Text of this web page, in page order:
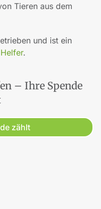
Tieren aus dem
und ist ein
.
– Ihre Spende
zählt